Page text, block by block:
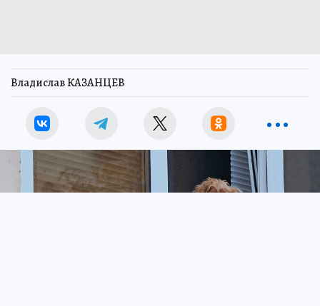
Владислав КАЗАНЦЕВ